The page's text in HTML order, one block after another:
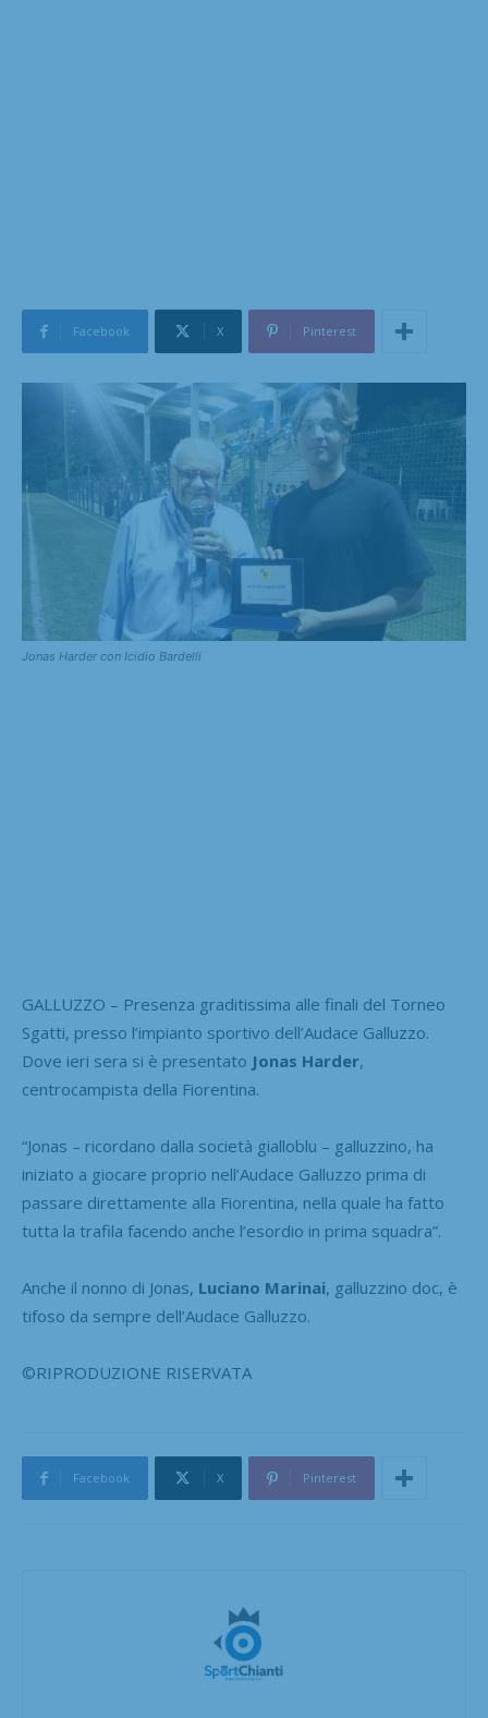
Facebook X Pinterest
Jonas Harder con Icidio Bardelli
GALLUZZO – Presenza graditissima alle finali del Torneo
Sgatti, presso l’impianto sportivo dell’Audace Galluzzo.
Dove ieri sera si è presentato Jonas Harder,
centrocampista della Fiorentina.
“Jonas – ricordano dalla società gialloblu – galluzzino, ha
iniziato a giocare proprio nell’Audace Galluzzo prima di
passare direttamente alla Fiorentina, nella quale ha fatto
tutta la trafila facendo anche l’esordio in prima squadra”.
Anche il nonno di Jonas, Luciano Marinai, galluzzino doc, è
tifoso da sempre dell’Audace Galluzzo.
©RIPRODUZIONE RISERVATA
Facebook X Pinterest